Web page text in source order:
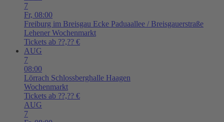
7
Fr, 08:00
Freiburg im Breisgau Ecke Paduaallee / Breisgauerstraße
Lehener Wochenmarkt
Tickets ab ??,?? €
AUG
7
08:00
Lörrach Schlossberghalle Haagen
Wochenmarkt
Tickets ab ??,?? €
AUG
7